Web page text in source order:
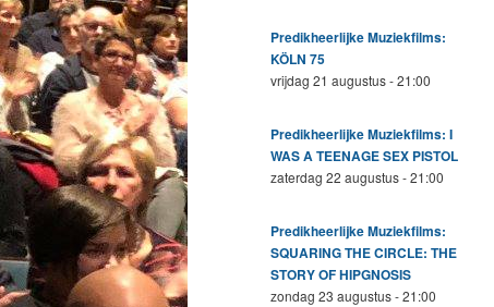
Predikheerlijke Muziekfilms:
KÖLN 75
vrijdag 21 augustus - 21:00
Predikheerlijke Muziekfilms: I
WAS A TEENAGE SEX PISTOL
zaterdag 22 augustus - 21:00
Predikheerlijke Muziekfilms:
SQUARING THE CIRCLE: THE
STORY OF HIPGNOSIS
zondag 23 augustus - 21:00